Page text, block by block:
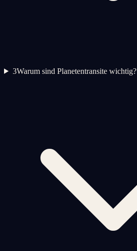
3Warum sind Planetentransite wichtig?